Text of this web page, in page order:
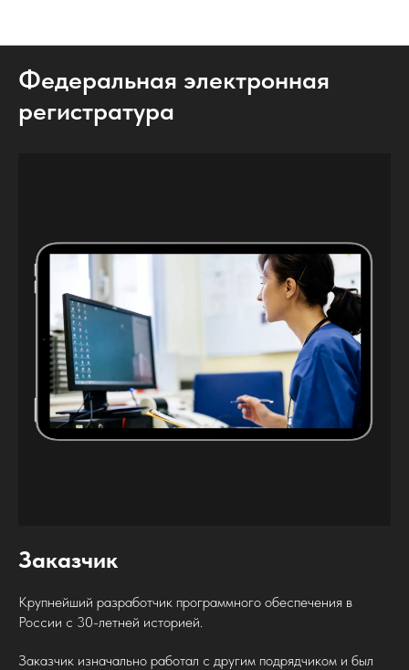
Федеральная электронная
регистратура
Заказчик
Крупнейший разработчик программного обеспечения в
России с 30-летней историей.
Заказчик изначально работал с другим подрядчиком и был